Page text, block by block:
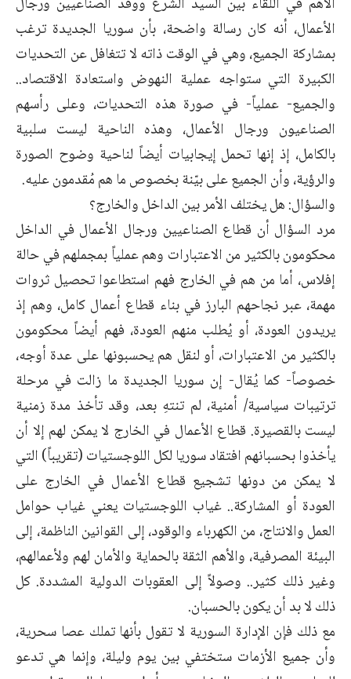
الأعمال، أنه كان رسالة واضحة، بأن سوريا الجديدة ترغب
بمشاركة الجميع، وهي في الوقت ذاته لا تتغافل عن التحديات
الكبيرة التي ستواجه عملية النهوض واستعادة الاقتصاد..
والجميع- عملياً- في صورة هذه التحديات، وعلى رأسهم
الصناعيون ورجال الأعمال، وهذه الناحية ليست سلبية
بالكامل، إذ إنها تحمل إيجابيات أيضاً لناحية وضوح الصورة
والرؤية، وأن الجميع على بيّنة بخصوص ما هم مُقدمون عليه.
والسؤال: هل يختلف الأمر بين الداخل والخارج؟
مرد السؤال أن قطاع الصناعيين ورجال الأعمال في الداخل
محكومون بالكثير من الاعتبارات وهم عملياً بمجملهم في حالة
إفلاس، أما من هم في الخارج فهم استطاعوا تحصيل ثروات
مهمة، عبر نجاحهم البارز في بناء قطاع أعمال كامل، وهم إذ
يريدون العودة، أو يُطلب منهم العودة، فهم أيضاً محكومون
بالكثير من الاعتبارات، أو لنقل هم يحسبونها على عدة أوجه،
خصوصاً- كما يُقال- إن سوريا الجديدة ما زالت في مرحلة
ترتيبات سياسية/ أمنية، لم تنتهِ بعد، وقد تأخذ مدة زمنية
ليست بالقصيرة. قطاع الأعمال في الخارج لا يمكن لهم إلا أن
يأخذوا بحسبانهم افتقاد سوريا لكل اللوجستيات (تقريباً) التي
لا يمكن من دونها تشجيع قطاع الأعمال في الخارج على
العودة أو المشاركة.. غياب اللوجستيات يعني غياب حوامل
العمل والانتاج، من الكهرباء والوقود، إلى القوانين الناظمة، إلى
البيئة المصرفية، والأهم الثقة بالحماية والأمان لهم ولأعمالهم،
وغير ذلك كثير.. وصولاً إلى العقوبات الدولية المشددة. كل
ذلك لا بد أن يكون بالحسبان.
مع ذلك فإن الإدارة السورية لا تقول بأنها تملك عصا سحرية،
وأن جميع الأزمات ستختفي بين يوم وليلة، وإنما هي تدعو